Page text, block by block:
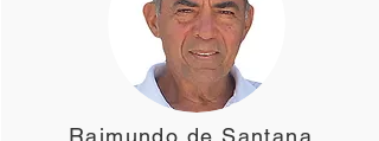
Raimundo de Santana